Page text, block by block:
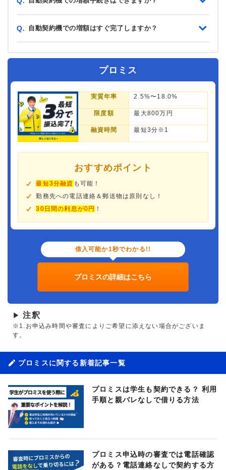
Q. 自動契約機での増額はすぐ完了しますか？
プロミス
実質年率 2.5%〜18.0%
限度額 最大800万円
融資時間 最短3分※1
おすすめポイント
最短3分融資 も可能！
勤務先への電話連絡＆郵送物は原則なし！
30日間の利息が0円 ！
借入可能か1秒でわかる!!
プロミスの詳細はこちら
▶ 注釈
※1.お申込み時間や審査によりご希望に添えない場合がございま
す。
プロミスに関する新着記事一覧
プロミスは学生も契約できる？ 利用
手順と親バレなしで借りる方法
プロミス申込時の審査では電話確認
がある？電話連絡なしで契約する方